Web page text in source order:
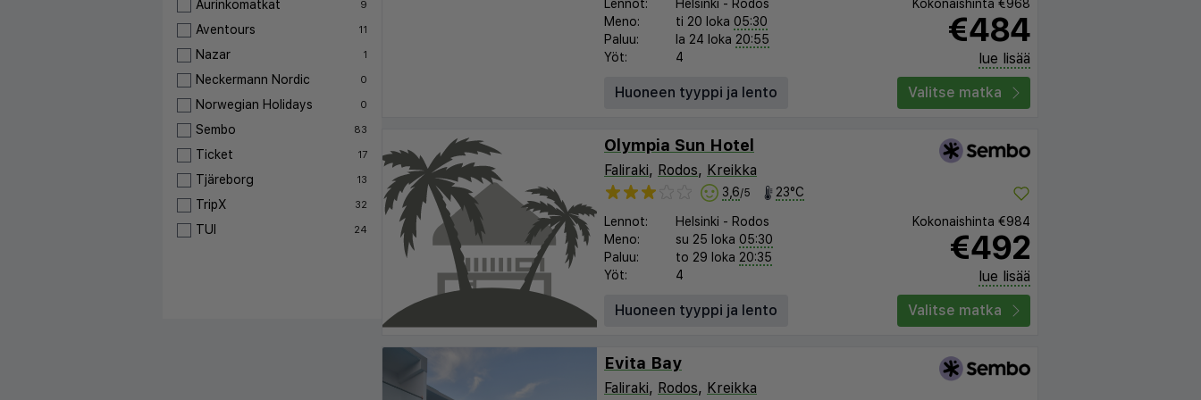
Aurinkomatkat 9
Aventours 11
Nazar 1
Neckermann Nordic 0
Norwegian Holidays 0
Sembo 83
Ticket 17
Tjäreborg 13
TripX 32
TUI 24
Lennot: Helsinki - Rodos
Meno:
ti 20 loka 05:30
Paluu:
la 24 loka 20:55
Yöt:
4
Kokonaishinta €968
€484
lue lisää
Huoneen tyyppi ja lento
Valitse matka
Olympia Sun Hotel
Faliraki, Rodos, Kreikka
3,6/5 23°C
Lennot: Helsinki - Rodos
Meno:
su 25 loka 05:30
Paluu:
to 29 loka 20:35
Yöt:
4
Kokonaishinta €984
€492
lue lisää
Huoneen tyyppi ja lento
Valitse matka
Evita Bay
Faliraki, Rodos, Kreikka